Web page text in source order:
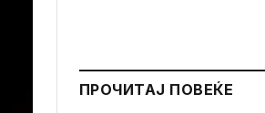
ПРОЧИТАЈ ПОВЕЌЕ